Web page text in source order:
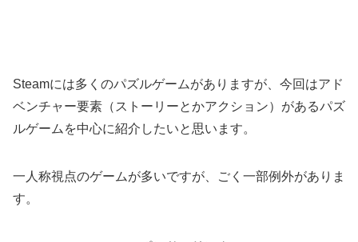
Steamには多くのパズルゲームがありますが、今回はアド
ベンチャー要素（ストーリーとかアクション）があるパズ
ルゲームを中心に紹介したいと思います。
一人称視点のゲームが多いですが、ごく一部例外がありま
す。